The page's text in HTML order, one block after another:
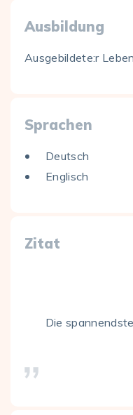
Ausbildung
Ausgebildete:r
Sprachen
Deutsch
Englisch
Zitat
Die